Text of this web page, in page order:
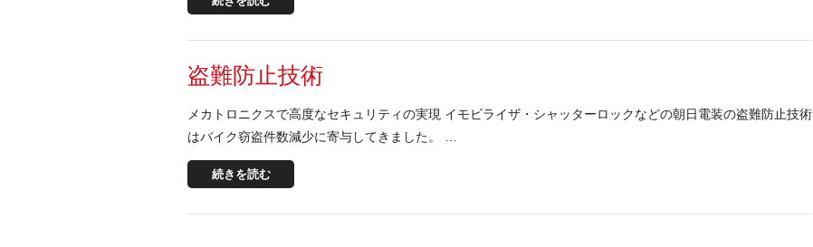
盗難防止技術
メカトロニクスで高度なセキュリティの実現 イモビライザ・シャッターロックなどの朝日電装の盗難防止技術
はバイク窃盗件数減少に寄与してきました。 …
続きを読む